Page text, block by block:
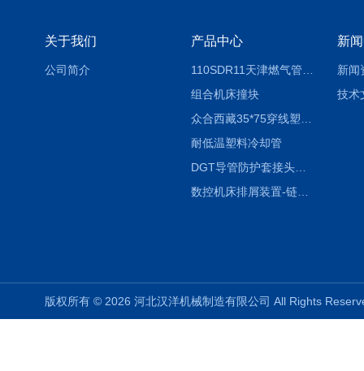
关于我们
公司简介
产品中心
组合机床撞块
耐低温塑料冷却管
DGT导管防护套接头形式与参数
数控机床排屑装置-链板式排屑机
新
新闻
技术
版权所有 © 2026 河北汉洋机械制造有限公司 All Rights